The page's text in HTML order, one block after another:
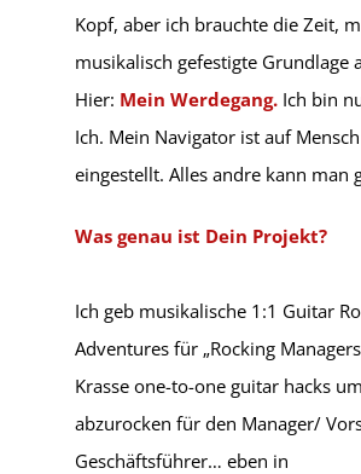
Kopf, aber ich brauchte die Zeit,
musikalisch gefestigte Grundlage
Hier: Mein Werdegang. Ich bin
Ich. Mein Navigator ist auf
eingestellt. Alles andre kann man
Was genau ist Dein Projekt?
Ich geb musikalische 1:1 Guitar
Adventures für „Rocking
Krasse one-to-one guitar hacks
abzurocken für den Manager/
Geschäftsführer… eben in